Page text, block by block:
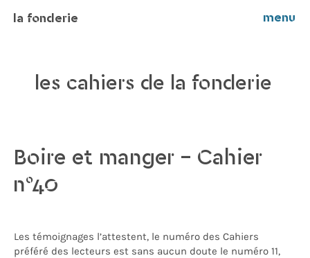
la fonderie menu
les cahiers de la fonderie
Boire et manger – Cahier
n°40
Les témoignages l’attestent, le numéro des Cahiers
préféré des lecteurs est sans aucun doute le numéro 11,